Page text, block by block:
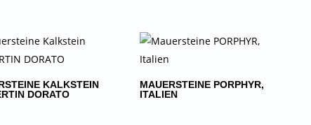
KALKSTEIN
DORATO
MAUERSTEINE PORPHYR,
ITALIEN